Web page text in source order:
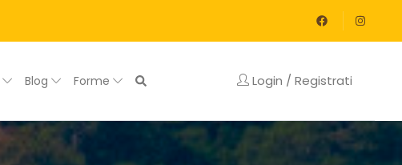
Blog Forme Login / Registrati